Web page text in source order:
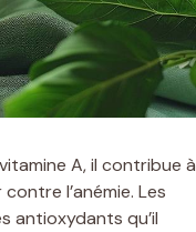
A, il contribue à
l’anémie. Les
antioxydants qu’il